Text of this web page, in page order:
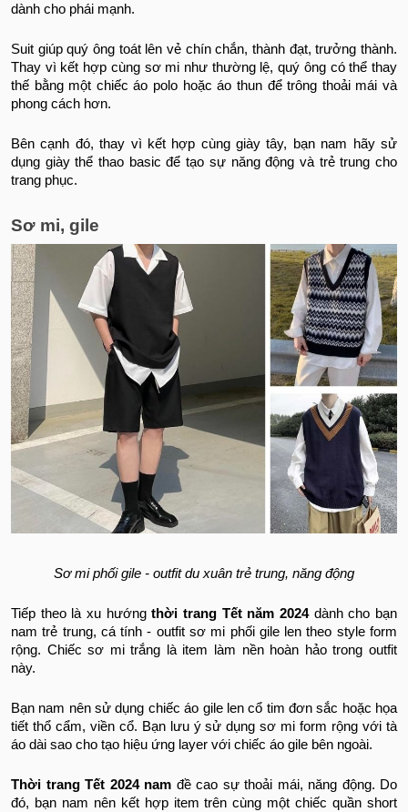
dành cho phái mạnh.
Suit giúp quý ông toát lên vẻ chín chắn, thành đạt, trưởng thành.
Thay vì kết hợp cùng sơ mi như thường lệ, quý ông có thể thay
thế bằng một chiếc áo polo hoặc áo thun để trông thoải mái và
phong cách hơn.
Bên cạnh đó, thay vì kết hợp cùng giày tây, bạn nam hãy sử
dụng giày thể thao basic để tạo sự năng động và trẻ trung cho
trang phục.
Sơ mi, gile
Sơ mi phối gile - outfit du xuân trẻ trung, năng động
Tiếp theo là xu hướngthời trang Tết năm 2024dành cho bạn
nam trẻ trung, cá tính - outfit sơ mi phối gile len theo style form
rộng. Chiếc sơ mi trắng là item làm nền hoàn hảo trong outfit
này.
Bạn nam nên sử dụng chiếc áo gile len cổ tim đơn sắc hoặc họa
tiết thổ cẩm, viền cổ. Bạn lưu ý sử dụng sơ mi form rộng với tà
áo dài sao cho tạo hiệu ứng layer với chiếc áo gile bên ngoài.
Thời trang Tết 2024 nam đề cao sự thoải mái, năng động. Do
đó, bạn nam nên kết hợp item trên cùng một chiếc quần short